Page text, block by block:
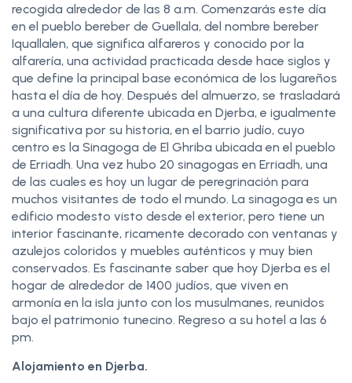
recogida alrededor de las 8 a.m. Comenzarás este día
en el pueblo bereber de Guellala, del nombre bereber
Iquallalen, que significa alfareros y conocido por la
alfarería, una actividad practicada desde hace siglos y
que define la principal base económica de los lugareños
hasta el día de hoy. Después del almuerzo, se trasladará
a una cultura diferente ubicada en Djerba, e igualmente
significativa por su historia, en el barrio judío, cuyo
centro es la Sinagoga de El Ghriba ubicada en el pueblo
de Erriadh. Una vez hubo 20 sinagogas en Erriadh, una
de las cuales es hoy un lugar de peregrinación para
muchos visitantes de todo el mundo. La sinagoga es un
edificio modesto visto desde el exterior, pero tiene un
interior fascinante, ricamente decorado con ventanas y
azulejos coloridos y muebles auténticos y muy bien
conservados. Es fascinante saber que hoy Djerba es el
hogar de alrededor de 1400 judíos, que viven en
armonía en la isla junto con los musulmanes, reunidos
bajo el patrimonio tunecino. Regreso a su hotel a las 6
pm.
Alojamiento en Djerba.